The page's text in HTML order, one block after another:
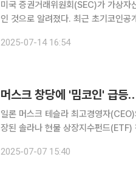
미국 증권거래위원회(SEC)가 가상
인 것으로 알려졌다. 최근 초기코인
케일이 포트폴리오 검토 목록에 신규
2025-07-14 16:54
일론 머스크 테슬라 최고경영자
장된 솔라나 현물 상장지수펀드
2025-07-07 15:40